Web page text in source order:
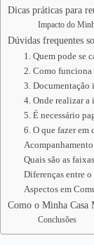
Dicas práticas para
Impacto do
Dúvidas frequentes
1. Quem pode se
2. Como funciona
3.
4. Onde realizar a
5. É necessário
6. O que fazer em
Quais são as
Diferenças entre
Aspectos em
Como o Minha Casa
Conclusões